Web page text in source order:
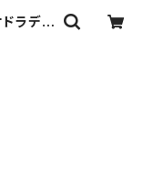
ラデク